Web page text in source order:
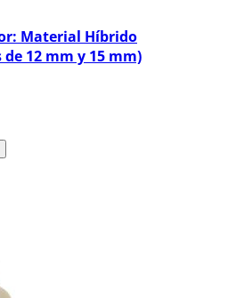
Material Híbrido
12 mm y 15 mm)